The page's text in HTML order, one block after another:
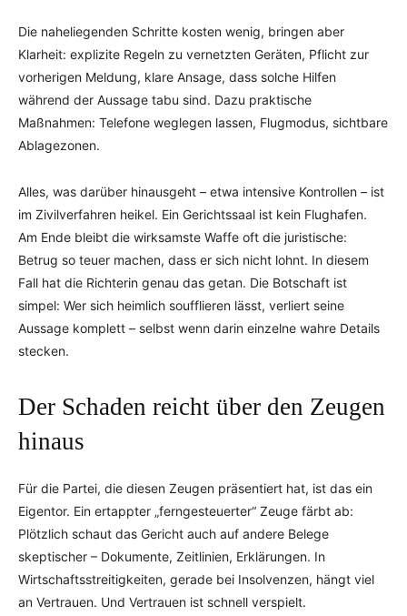
Die naheliegenden Schritte kosten wenig, bringen aber
Klarheit: explizite Regeln zu vernetzten Geräten, Pflicht zur
vorherigen Meldung, klare Ansage, dass solche Hilfen
während der Aussage tabu sind. Dazu praktische
Maßnahmen: Telefone weglegen lassen, Flugmodus, sichtbare
Ablagezonen.
Alles, was darüber hinausgeht – etwa intensive Kontrollen – ist
im Zivilverfahren heikel. Ein Gerichtssaal ist kein Flughafen.
Am Ende bleibt die wirksamste Waffe oft die juristische:
Betrug so teuer machen, dass er sich nicht lohnt. In diesem
Fall hat die Richterin genau das getan. Die Botschaft ist
simpel: Wer sich heimlich soufflieren lässt, verliert seine
Aussage komplett – selbst wenn darin einzelne wahre Details
stecken.
Der Schaden reicht über den Zeugen
hinaus
Für die Partei, die diesen Zeugen präsentiert hat, ist das ein
Eigentor. Ein ertappter „ferngesteuerter“ Zeuge färbt ab:
Plötzlich schaut das Gericht auch auf andere Belege
skeptischer – Dokumente, Zeitlinien, Erklärungen. In
Wirtschaftsstreitigkeiten, gerade bei Insolvenzen, hängt viel
an Vertrauen. Und Vertrauen ist schnell verspielt.